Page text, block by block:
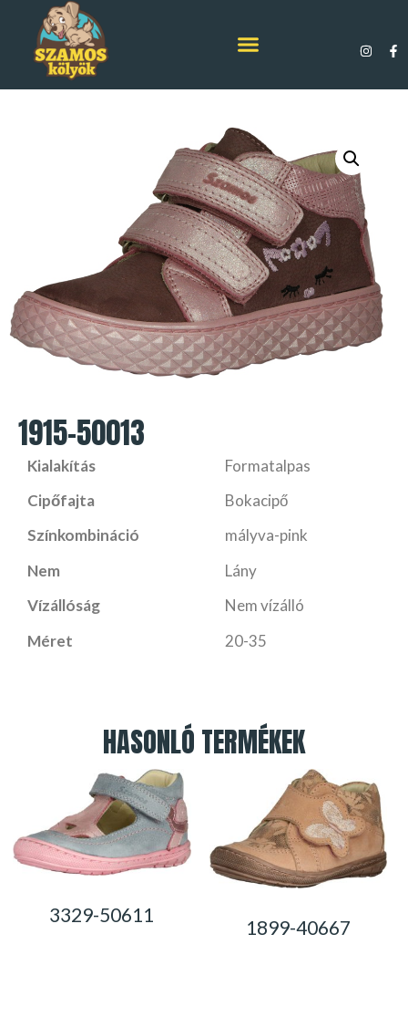
1915-50013
Kialakítás
Formatalpas
Cipőfajta
Bokacipő
Színkombináció
mályva-pink
Nem
Lány
Vízállóság
Nem vízálló
Méret
20-35
HASONLÓ TERMÉKEK
3329-50611
1899-40667